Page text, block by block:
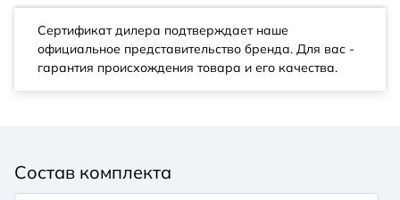
Сертификат дилера подтверждает наше
официальное представительство бренда. Для вас -
гарантия происхождения товара и его качества.
Состав комплекта